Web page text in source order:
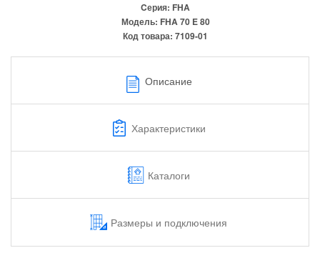
Cерия: FHA
Модель: FHA 70 E 80
Код товара: 7109-01
Описание
Характеристики
Каталоги
Размеры и подключения